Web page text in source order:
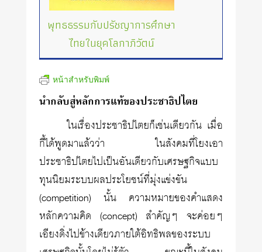
พุทธธรรมกับปรัชญาการศึกษา
ไทยในยุคโลกาภิวัตน์
หน้าสำหรับพิมพ์
นำกลับสู่หลักการแท้ของประชาธิปไตย
ในเรื่องประชาธิปไตยก็เช่นเดียวกัน เมื่อ
กี้ได้พูดมาแล้วว่า ในสังคมที่โยงเอา
ประชาธิปไตยไปเป็นอันเดียวกับเศรษฐกิจแบบ
ทุนนิยมระบบผลประโยชน์ที่มุ่งแข่งขัน
(competition) นั้น ความหมายของคำแสดง
หลักความคิด (concept) สำคัญๆ จะค่อยๆ
เอียงดิ่งไปข้างเดียวภายใต้อิทธิพลของระบบ